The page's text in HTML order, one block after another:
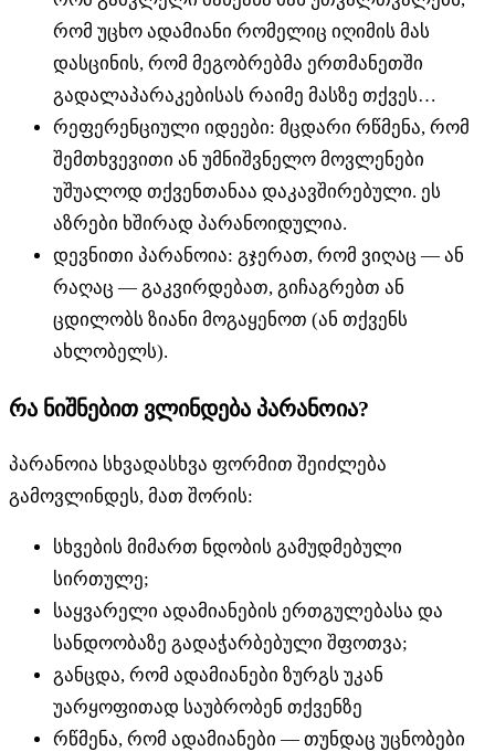
რომ უცხო ადამიანი რომელიც იღიმის მას
დასცინის, რომ მეგობრებმა ერთმანეთში
გადალაპარაკებისას რაიმე მასზე თქვეს…
რეფერენციული იდეები: მცდარი რწმენა, რომ
შემთხვევითი ან უმნიშვნელო მოვლენები
უშუალოდ თქვენთანაა დაკავშირებული. ეს
აზრები ხშირად პარანოიდულია.
დევნითი პარანოია: გჯერათ, რომ ვიღაც — ან
რაღაც — გაკვირდებათ, გიჩაგრებთ ან
ცდილობს ზიანი მოგაყენოთ (ან თქვენს
ახლობელს).
რა ნიშნებით ვლინდება პარანოია?
პარანოია სხვადასხვა ფორმით შეიძლება
გამოვლინდეს, მათ შორის:
სხვების მიმართ ნდობის გამუდმებული
სირთულე;
საყვარელი ადამიანების ერთგულებასა და
სანდოობაზე გადაჭარბებული შფოთვა;
განცდა, რომ ადამიანები ზურგს უკან
უარყოფითად საუბრობენ თქვენზე
რწმენა, რომ ადამიანები — თუნდაც უცნობები